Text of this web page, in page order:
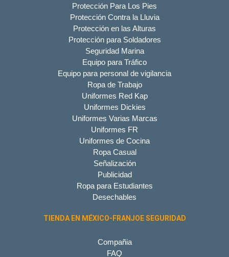
Protección Para Los Pies
Protección Contra la Lluvia
Protección en las Alturas
Protección para Soldadores
Seguridad Marina
Equipo para Tráfico
Equipo para personal de vigilancia
Ropa de Trabajo
Uniformes Red Kap
Uniformes Dickies
Uniformes Varias Marcas
Uniformes FR
Uniformes de Cocina
Ropa Casual
Señalización
Publicidad
Ropa para Estudiantes
Desechables
TIENDA EN MÉXICO-FRANJOE SEGURIDAD
Compañia
FAQ